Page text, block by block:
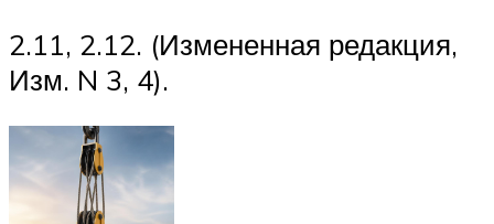
2.11, 2.12. (Измененная редакция,
Изм. N 3, 4).